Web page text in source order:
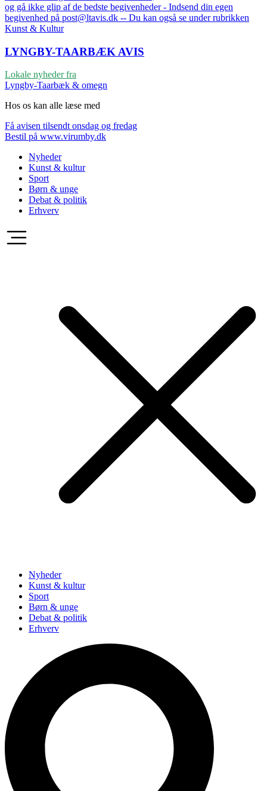
og gå ikke glip af de bedste begivenheder - Indsend din egen
begivenhed på post@ltavis.dk -- Du kan også se under rubrikken
Kunst & Kultur
LYNGBY-TAARBÆK AVIS
Lokale nyheder fra
Lyngby-Taarbæk & omegn
Hos os kan alle læse med
Få avisen tilsendt onsdag og fredag
Bestil på www.virumby.dk
Nyheder
Kunst & kultur
Sport
Børn & unge
Debat & politik
Erhverv
Nyheder
Kunst & kultur
Sport
Børn & unge
Debat & politik
Erhverv